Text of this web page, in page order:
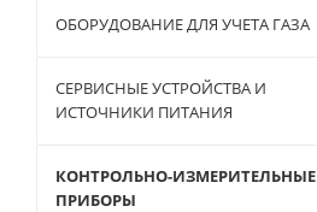
ОБОРУДОВАНИЕ ДЛЯ УЧЕТА ГАЗА
СЕРВИСНЫЕ УСТРОЙСТВА И
ИСТОЧНИКИ ПИТАНИЯ
КОНТРОЛЬНО-ИЗМЕРИТЕЛЬНЫЕ
ПРИБОРЫ